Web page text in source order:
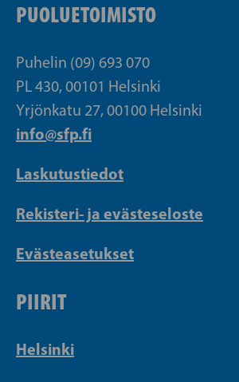
PUOLUETOIMISTO
Puhelin (09) 693 070
PL 430, 00101 Helsinki
Yrjönkatu 27, 00100 Helsinki
info@sfp.fi
Laskutustiedot
Rekisteri- ja evästeseloste
Evästeasetukset
PIIRIT
Helsinki